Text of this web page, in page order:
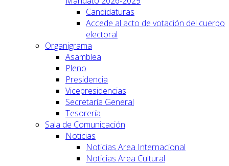
Candidaturas
Accede al acto de votación del cuerpo
electoral
Organigrama
Asamblea
Pleno
Presidencia
Vicepresidencias
Secretaría General
Tesorería
Sala de Comunicación
Noticias
Noticias Area Internacional
Noticias Area Cultural